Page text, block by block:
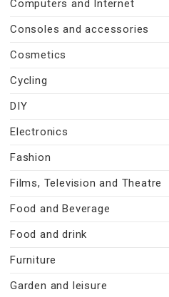
Computers and Internet
Consoles and accessories
Cosmetics
Cycling
DIY
Electronics
Fashion
Films, Television and Theatre
Food and Beverage
Food and drink
Furniture
Garden and leisure